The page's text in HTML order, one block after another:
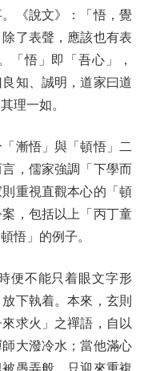
《說文》：「悟，覺
了表聲，應該也有表
「悟」即「吾心」，
知、誠明，道家曰道
理一如。
漸悟」與「頓悟」二
，儒家強調「下學而
則重視直觀本心的「頓
，包括以上「丙丁童
悟」的例子。
不能只着眼文字形
下執着。本來，玄則
求火」之禪語，自以
大潑冷水；當他滿心
愚弄般，只迎來重複